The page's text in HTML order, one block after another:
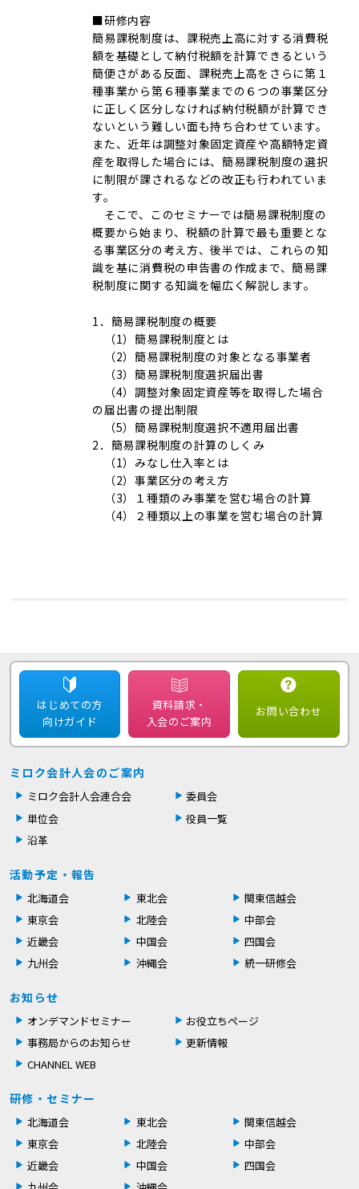
■研修内容
簡易課税制度は、課税売上高に対する消費税
額を基礎として納付税額を計算できるという
簡便さがある反面、課税売上高をさらに第１
種事業から第６種事業までの６つの事業区分
に正しく区分しなければ納付税額が計算でき
ないという難しい面も持ち合わせています。
また、近年は調整対象固定資産や高額特定資
産を取得した場合には、簡易課税制度の選択
に制限が課されるなどの改正も行われていま
す。
そこで、このセミナーでは簡易課税制度の
概要から始まり、税額の計算で最も重要とな
る事業区分の考え方、後半では、これらの知
識を基に消費税の申告書の作成まで、簡易課
税制度に関する知識を幅広く解説します。
1．簡易課税制度の概要
（1）簡易課税制度とは
（2）簡易課税制度の対象となる事業者
（3）簡易課税制度選択届出書
（4）調整対象固定資産等を取得した場合
の届出書の提出制限
（5）簡易課税制度選択不適用届出書
2．簡易課税制度の計算のしくみ
（1）みなし仕入率とは
（2）事業区分の考え方
（3）１種類のみ事業を営む場合の計算
（4）２種類以上の事業を営む場合の計算
はじめての方
向けガイド
資料請求・
入会のご案内
お問い合わせ
ミロク会計人会のご案内
ミロク会計人会連合会
委員会
単位会
役員一覧
沿革
活動予定・報告
北海道会 東北会
関東信越会
東京会
北陸会
中部会
近畿会
中国会
四国会
九州会
沖縄会 統一研修会
お知らせ
オンデマンドセミナー
お役立ちページ
事務局からのお知らせ
更新情報
CHANNEL WEB
研修・セミナー
北海道会 東北会
関東信越会
東京会
北陸会
中部会
近畿会
中国会
四国会